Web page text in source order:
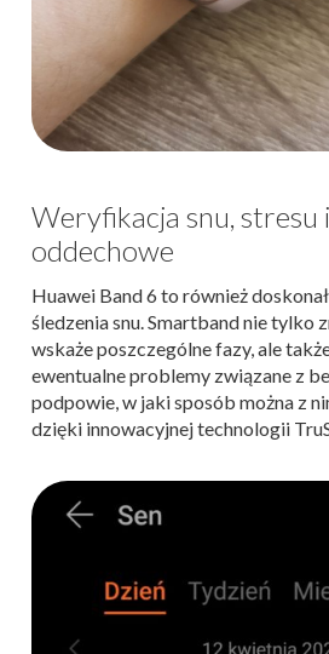
Weryfikacja snu, stresu
oddechowe
Huawei Band 6 to również
śledzenia snu. Smartband nie tylko
wskaże poszczególne fazy, ale
ewentualne problemy związane z
podpowie, w jaki sposób można z
dzięki innowacyjnej technologii